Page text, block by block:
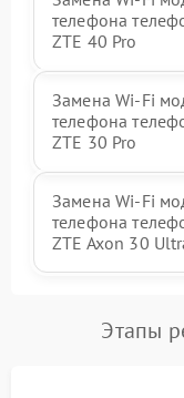
телефона
ZTE 40 Pro
Замена Wi-Fi
телефона
ZTE 30 Pro
Замена Wi-Fi
телефона
ZTE Axon 30
Этапы